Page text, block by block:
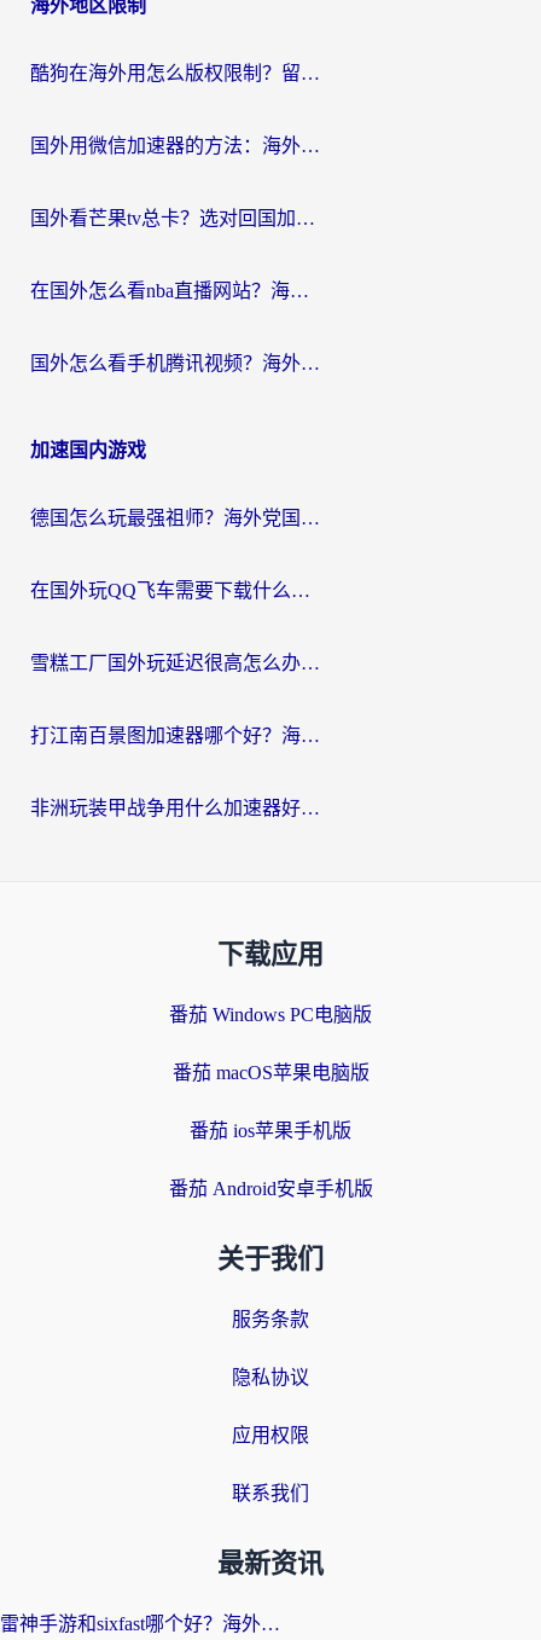
海外地区限制
酷狗在海外用怎么版权限制？留学生亲测：3步解决听国内音乐难题
国外用微信加速器的方法：海外党无缝连接国内生活的实用指南
国外看芒果tv总卡？选对回国加速器，轻松追《浪姐》不费劲
在国外怎么看nba直播网站？海外党专属体育观赛指南，告别地区限制！
国外怎么看手机腾讯视频？海外党亲测有效的追剧加速器选择指南
加速国内游戏
德国怎么玩最强祖师？海外党国服游戏加速器选择全攻略（附宝可梦Online实测）
在国外玩QQ飞车需要下载什么加速器呢？海外党亲测有效的国服游戏加速指南
雪糕工厂国外玩延迟很高怎么办？海外玩家国服游戏加速终极攻略（附实测推荐）
打江南百景图加速器哪个好？海外党踩坑N次后，终于找到不卡的秘诀
非洲玩装甲战争用什么加速器好？海外党亲测有效的国服游戏加速方案
下载应用
番茄 Windows PC电脑版
番茄 macOS苹果电脑版
番茄 ios苹果手机版
番茄 Android安卓手机版
关于我们
服务条款
隐私协议
应用权限
联系我们
最新资讯
雷神手游和sixfast哪个好？海外党亲测3款回国加速器，教你选对不踩坑